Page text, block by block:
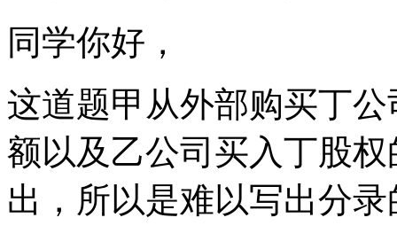
同学你好，
这道题甲从外部购买丁
额以及乙公司买入丁股
出，所以是难以写出分录